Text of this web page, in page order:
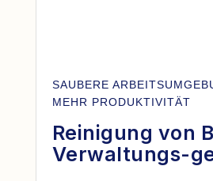
SAUBERE
MEHR PRODUKTIVITÄT
Reinigung von
Verwaltungs-